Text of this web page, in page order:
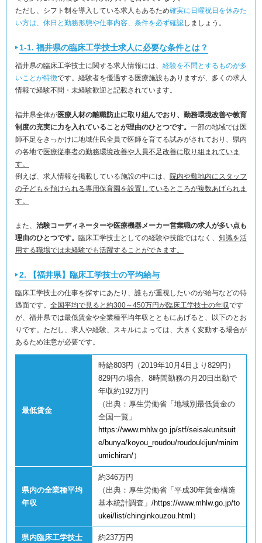
ただし、シフト制を導入している求人もあるため確実に日曜祝日を休みた
い方は、休日と勤務形態や仕事内容、条件を必ず確認しましょう。
1-1. 福井県の臨床工学技士求人に必要な条件とは？
福井県の臨床工学技士に関する求人情報には、 経験を不問とするものが多
いことが特徴です。経験者を優遇する医療施設もありますが、多くの求人
情報で経験不問・未経験歓迎と記載されています。
福井県全体が医療人材の離職防止に取り組んでおり、勤務環境改善や教育
制度の充実に力を入れていることが理由のひとつです。 一部の地域では医
師不足をきっかけに地域住民全員で医師を育てる試みがされており、県内
の各地で医療従事者の勤務環境改善や人員不足改善に取り組まれていま
す。
例えば、求人情報を掲載している施設の中には、 院内や敷地内にスタッフ
の子どもを預けられる専用保育園を設置しているところが複数あげられま
す。
また、 治験コーディネーターや医療機器メーカー営業職の求人が多い点も
理由のひとつです。 臨床工学技士としての経験や技能ではなく、 知識を活
用する職場では未経験でも活躍することができます。
2. 【福井県】臨床工学技士の平均給与
臨床工学技士の仕事を探すにあたり、誰もが重視したいのが給与などの待
遇面です。 全国平均で見ると約300～450万円が臨床工学技士の年収です
が、福井県では最低賃金や全業種平均年収とともにあげると、以下のとお
りです。ただし、求人や経験、スキルによっては、大きく変動する場合が
あるため注意が必要です。
最低賃金
時給803円（2019年10月4日より829円）
829円の場合、8時間勤務の月20日出勤で
年収約192万円
（出典：厚生労働省「地域別最低賃金の
全国一覧」
https://www.mhlw.go.jp/stf/seisakunitsuit
e/bunya/koyou_roudou/roudoukijun/minim
umichiran/）
県内の全業種平均
年収
約346万円
（出典：厚生労働省「平成30年賃金構造
基本統計調査」/https://www.mhlw.go.jp/to
ukei/list/chinginkouzou.html ）
県内臨床工学技士
約237万円